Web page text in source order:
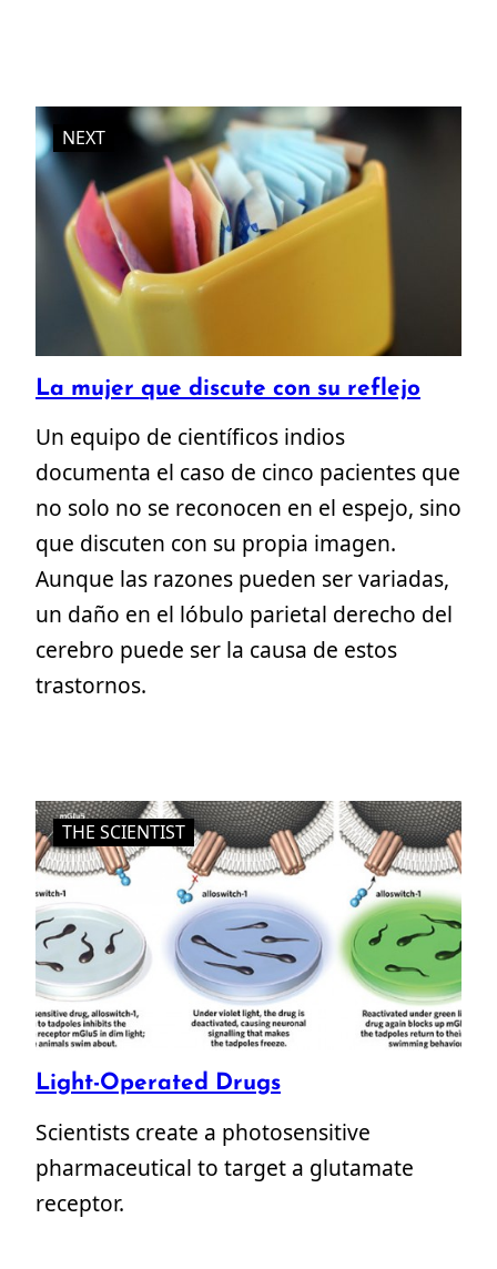
NEXT
La mujer que discute con su reflejo
Un equipo de científicos indios
documenta el caso de cinco pacientes que
no solo no se reconocen en el espejo, sino
que discuten con su propia imagen.
Aunque las razones pueden ser variadas,
un daño en el lóbulo parietal derecho del
cerebro puede ser la causa de estos
trastornos.
THE SCIENTIST
Light-Operated Drugs
Scientists create a photosensitive
pharmaceutical to target a glutamate
receptor.